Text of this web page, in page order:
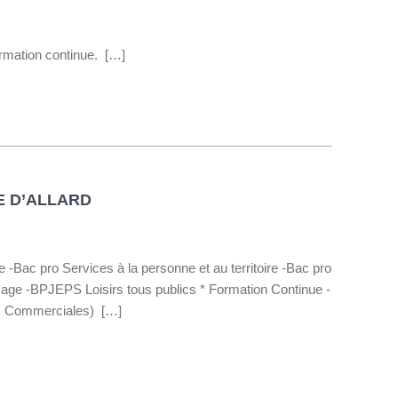
continue. […]
D’ALLARD
-Bac pro Services à la personne et au territoire -Bac pro
-BPJEPS Loisirs tous publics * Formation Continue -
Commerciales) […]